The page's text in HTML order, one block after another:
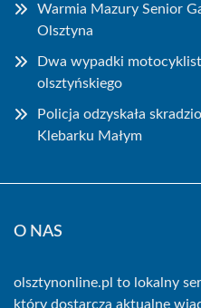
Warmia Mazury Senior
Olsztyna
Dwa wypadki
olsztyńskiego
Policja odzyskała
Klebarku Małym
O NAS
olsztynonline.pl to lokalny
który dostarcza aktualne